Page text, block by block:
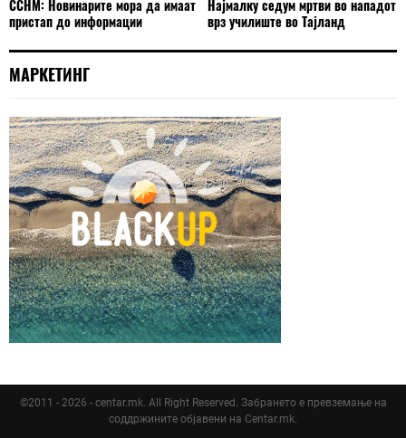
ССНМ: Новинарите мора да имаат
пристап до информации
Најмалку седум мртви во нападот
врз училиште во Тајланд
МАРКЕТИНГ
©2011 - 2026 - centar.mk. All Right Reserved. Забрането е превземање на
соддржините објавени на Centar.mk.